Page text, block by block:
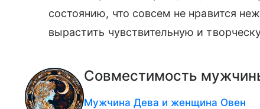
состоянию, что совсем не нравится
вырастить чувствительную и
Совместимость
Мужчина Дева и женщина Овен